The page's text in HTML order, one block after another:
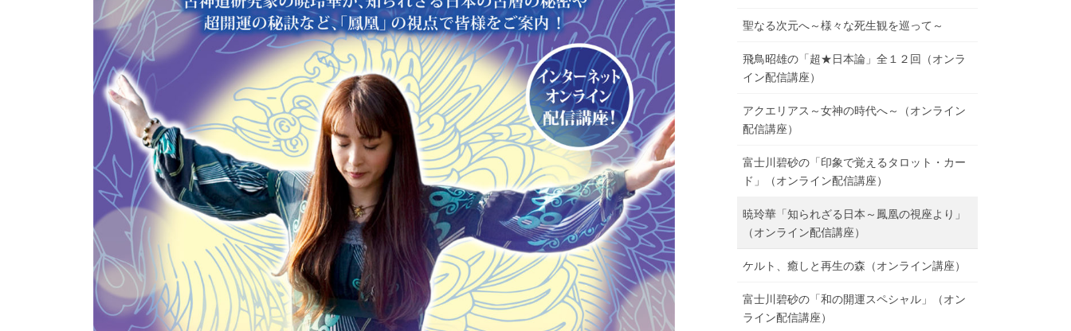
聖なる次元へ～様々な死生観を巡って～
飛鳥昭雄の「超★日本論」全１２回（オンラ
イン配信講座）
アクエリアス～女神の時代へ～（オンライン
配信講座）
富士川碧砂の「印象で覚えるタロット・カー
ド」（オンライン配信講座）
暁玲華「知られざる日本～鳳凰の視座より」
（オンライン配信講座）
ケルト、癒しと再生の森（オンライン講座）
富士川碧砂の「和の開運スペシャル」（オン
ライン配信講座）